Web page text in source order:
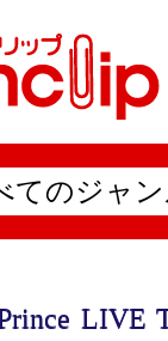
てのジャ
LIVE